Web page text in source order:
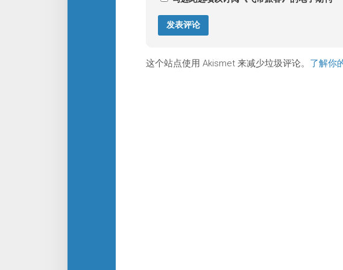
这个站点使用 Akismet 来减少垃圾评论。 了解你